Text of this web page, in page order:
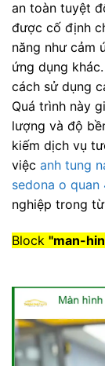
an toàn tuyệt
được cố định
năng như cảm
ứng dụng
cách sử dụng
Quá trình này
lượng và độ
kiếm dịch vụ
việc anh tung
sedona o
nghiệp trong
Block "man-